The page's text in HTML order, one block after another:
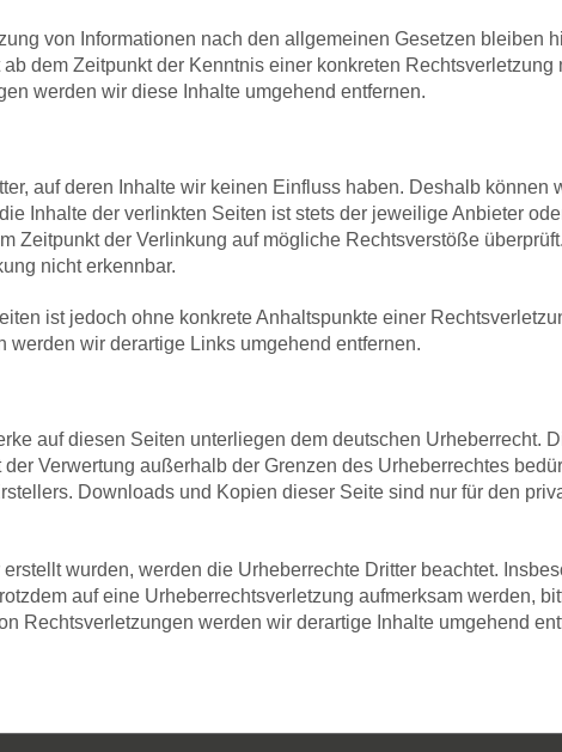
von Informationen nach den allgemeinen Gesetzen bleiben
dem Zeitpunkt der Kenntnis einer konkreten Rechtsverletzung
werden wir diese Inhalte umgehend entfernen.
auf deren Inhalte wir keinen Einfluss haben. Deshalb können
Inhalte der verlinkten Seiten ist stets der jeweilige Anbieter
Zeitpunkt der Verlinkung auf mögliche Rechtsverstöße überprüft.
nicht erkennbar.
ist jedoch ohne konkrete Anhaltspunkte einer
wir derartige Links umgehend entfernen.
auf diesen Seiten unterliegen dem deutschen Urheberrecht.
Verwertung außerhalb der Grenzen des Urheberrechtes
Downloads und Kopien dieser Seite sind nur für den
wurden, werden die Urheberrechte Dritter beachtet.
auf eine Urheberrechtsverletzung aufmerksam werden,
Rechtsverletzungen werden wir derartige Inhalte umgehend